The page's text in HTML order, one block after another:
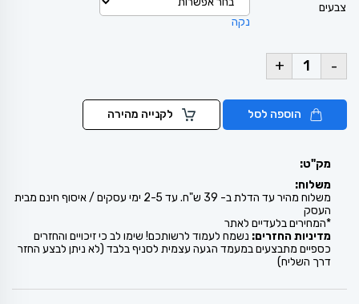
צבעים
נקה
-
+
הוספה לסל לקנייה מהירה
מק"ט:
משלוח:
משלוח מהיר עד הדלת ב- 39 ש"ח. עד 2-5 ימי עסקים / איסוף חינם מבית
העסק
*המחירים בלעדיים לאתר
מדיניות החזרים: נשמח לעמוד לרשותכם! שימו לב כי זיכויים והחזרים
כספיים מתבצעים במעמד הגעה עצמית לסניף בלבד (לא ניתן לבצע החזר
דרך השליח)